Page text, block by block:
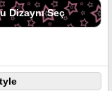
Dizaynı Seç